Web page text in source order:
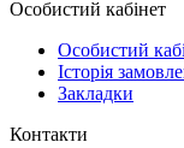
Особистий кабінет
Особистий
Історія
Закладки
Контакти